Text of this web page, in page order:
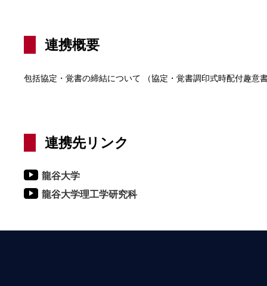
連携概要
包括協定・覚書の締結について （協定・覚書調印式時配付趣意
連携先リンク
龍谷大学
龍谷大学理工学研究科